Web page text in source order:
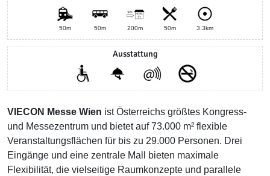
50m 50m 200m 50m 3.3km
Ausstattung
VIECON Messe Wien ist Österreichs größtes Kongress-
und Messezentrum und bietet auf 73.000 m² flexible
Veranstaltungsflächen für bis zu 29.000 Personen. Drei
Eingänge und eine zentrale Mall bieten maximale
Flexibilität, die vielseitige Raumkonzepte und parallele